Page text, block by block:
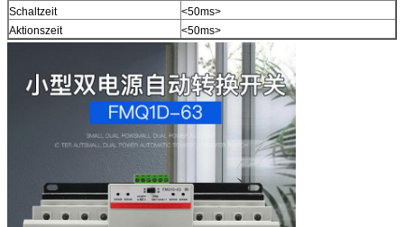
Schaltzeit
<50ms>
Aktionszeit
<50ms>